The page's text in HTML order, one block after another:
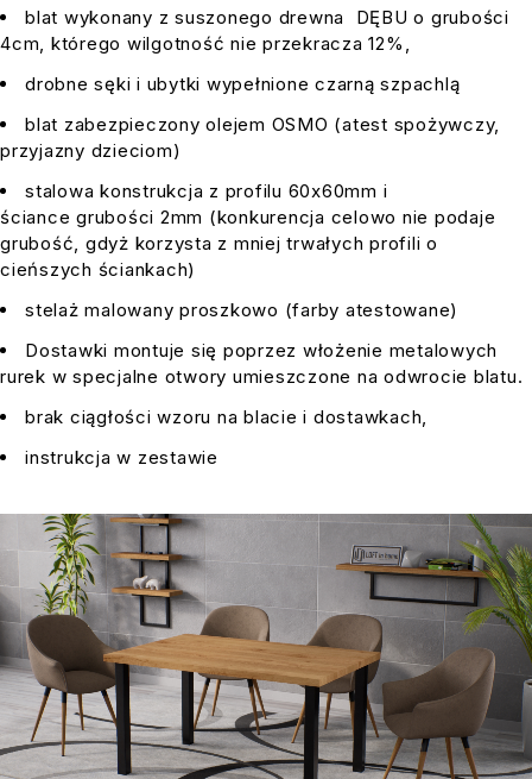
blat wykonany z suszonego drewna DĘBU o grubości
4cm, którego wilgotność nie przekracza 12%,
drobne sęki i ubytki wypełnione czarną szpachlą
blat zabezpieczony olejem OSMO (atest spożywczy,
przyjazny dzieciom)
stalowa konstrukcja z profilu 60x60mm i
ściance grubości 2mm (konkurencja celowo nie podaje
grubość, gdyż korzysta z mniej trwałych profili o
cieńszych ściankach)
stelaż malowany proszkowo (farby atestowane)
Dostawki montuje się poprzez włożenie metalowych
rurek w specjalne otwory umieszczone na odwrocie blatu.
brak ciągłości wzoru na blacie i dostawkach,
instrukcja w zestawie